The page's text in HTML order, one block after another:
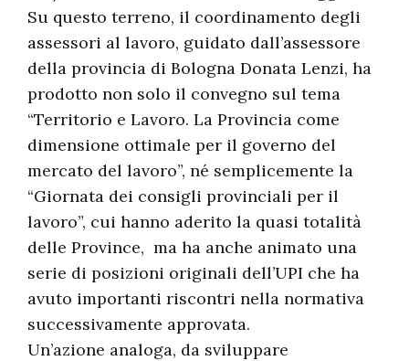
Su questo terreno, il coordinamento degli
assessori al lavoro, guidato dall’assessore
della provincia di Bologna Donata Lenzi, ha
prodotto non solo il convegno sul tema
“Territorio e Lavoro. La Provincia come
dimensione ottimale per il governo del
mercato del lavoro”, né semplicemente la
“Giornata dei consigli provinciali per il
lavoro”, cui hanno aderito la quasi totalità
delle Province, ma ha anche animato una
serie di posizioni originali dell’UPI che ha
avuto importanti riscontri nella normativa
successivamente approvata.
Un’azione analoga, da sviluppare